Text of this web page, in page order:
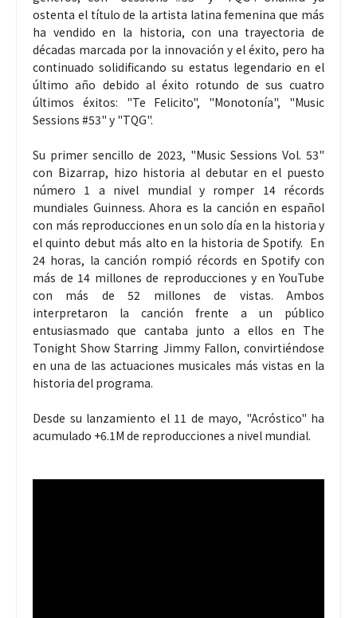
ostenta el título de la artista latina femenina que más
ha vendido en la historia, con una trayectoria de
décadas marcada por la innovación y el éxito, pero ha
continuado solidificando su estatus legendario en el
último año debido al éxito rotundo de sus cuatro
últimos éxitos: "Te Felicito", "Monotonía", "Music
Sessions #53" y "TQG".
Su primer sencillo de 2023, "Music Sessions Vol. 53"
con Bizarrap, hizo historia al debutar en el puesto
número 1 a nivel mundial y romper 14 récords
mundiales Guinness. Ahora es la canción en español
con más reproducciones en un solo día en la historia y
el quinto debut más alto en la historia de Spotify. En
24 horas, la canción rompió récords en Spotify con
más de 14 millones de reproducciones y en YouTube
con más de 52 millones de vistas. Ambos
interpretaron la canción frente a un público
entusiasmado que cantaba junto a ellos en The
Tonight Show Starring Jimmy Fallon, convirtiéndose
en una de las actuaciones musicales más vistas en la
historia del programa.
Desde su lanzamiento el 11 de mayo, "Acróstico" ha
acumulado +6.1M de reproducciones a nivel mundial.